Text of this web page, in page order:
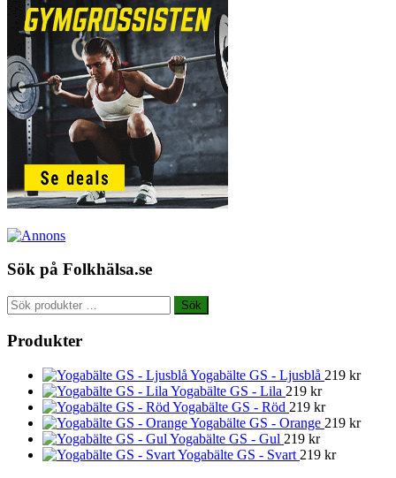
Sök på Folkhälsa.se
Sök
efter:
Sök
Produkter
Yogabälte GS - Ljusblå 219 kr
Yogabälte GS - Lila 219 kr
Yogabälte GS - Röd 219 kr
Yogabälte GS - Orange 219 kr
Yogabälte GS - Gul 219 kr
Yogabälte GS - Svart 219 kr